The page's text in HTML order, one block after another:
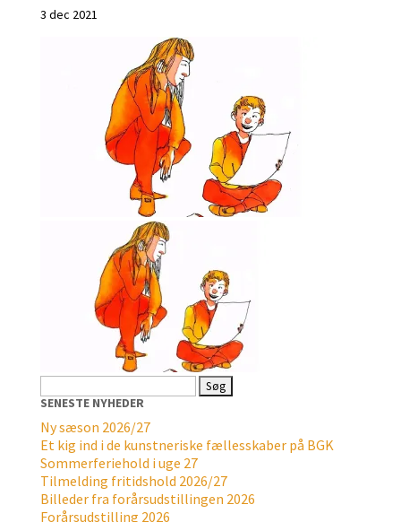
3 dec 2021
efter:
SENESTE NYHEDER
Ny sæson 2026/27
Et kig ind i de kunstneriske fællesskaber på BGK
Sommerferiehold i uge 27
Tilmelding fritidshold 2026/27
Billeder fra forårsudstillingen 2026
Forårsudstilling 2026